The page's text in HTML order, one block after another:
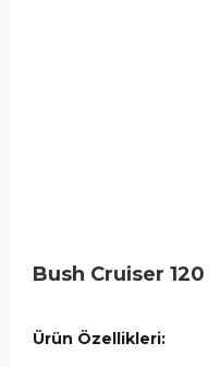
Bush Cruiser 120
Ürün Özellikleri: